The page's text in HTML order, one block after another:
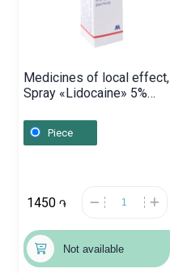
Medicines of local effect,
Spray «Lidocaine» 5%
Piece
1450 ֏
Not available